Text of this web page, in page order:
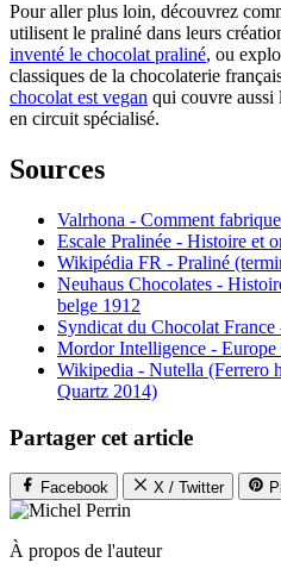
Pour aller plus loin, découvrez
utilisent le praliné dans leurs
inventé le chocolat praliné, ou
classiques de la chocolaterie
chocolat est vegan qui couvre aussi
en circuit spécialisé.
Sources
Valrhona - Comment
Escale Pralinée - Histoire et
Wikipédia FR - Praliné
Neuhaus Chocolates -
belge 1912
Syndicat du Chocolat
Mordor Intelligence -
Wikipedia - Nutella (Ferrero
Quartz 2014)
Partager cet article
Facebook X / Twitter
À propos de l'auteur